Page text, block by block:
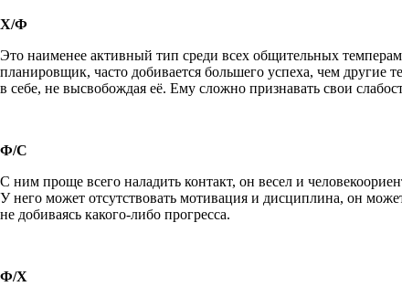
Х/Ф
Это наименее активный тип среди всех общительных
планировщик, часто добивается большего успеха, чем другие
в себе, не высвобождая её. Ему сложно признавать свои
Ф/С
С ним проще всего наладить контакт, он весел и
У него может отсутствовать мотивация и дисциплина, он
не добиваясь какого-либо прогресса.
Ф/Х